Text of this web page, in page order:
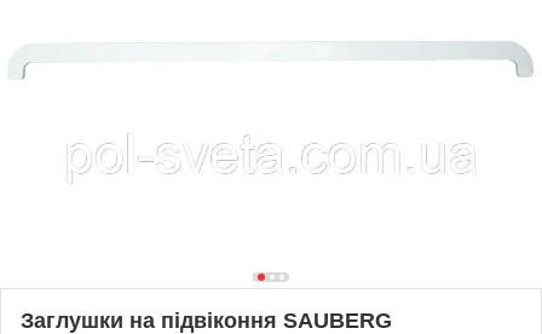
Заглушки на підвіконня SAUBERG